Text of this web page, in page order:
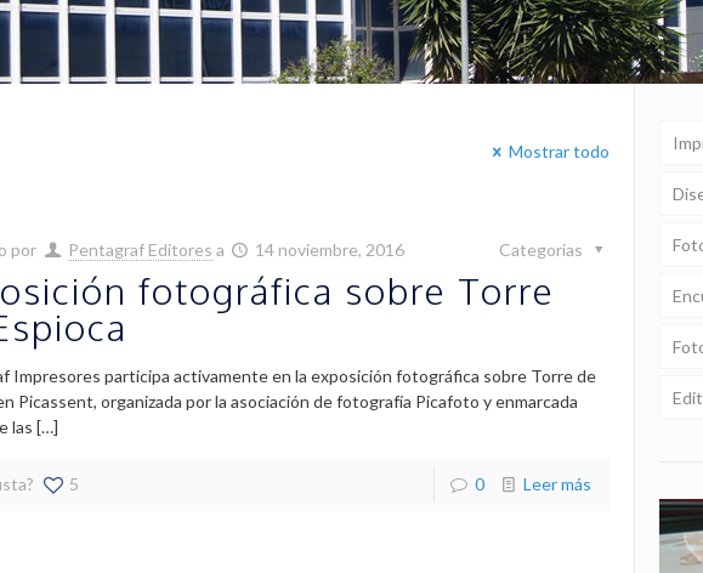
Mostrar todo
por Pentagraf Editores a 14 noviembre, 2016 Categorias
fotográfica sobre Torre
Impresores participa activamente en la exposición fotográfica sobre Torre de
Picassent, organizada por la asociación de fotografía Picafoto y enmarcada
las […]
5 0 Leer más